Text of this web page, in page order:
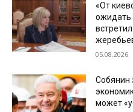
«От
ожидать
05.08.2026
Собянин
может